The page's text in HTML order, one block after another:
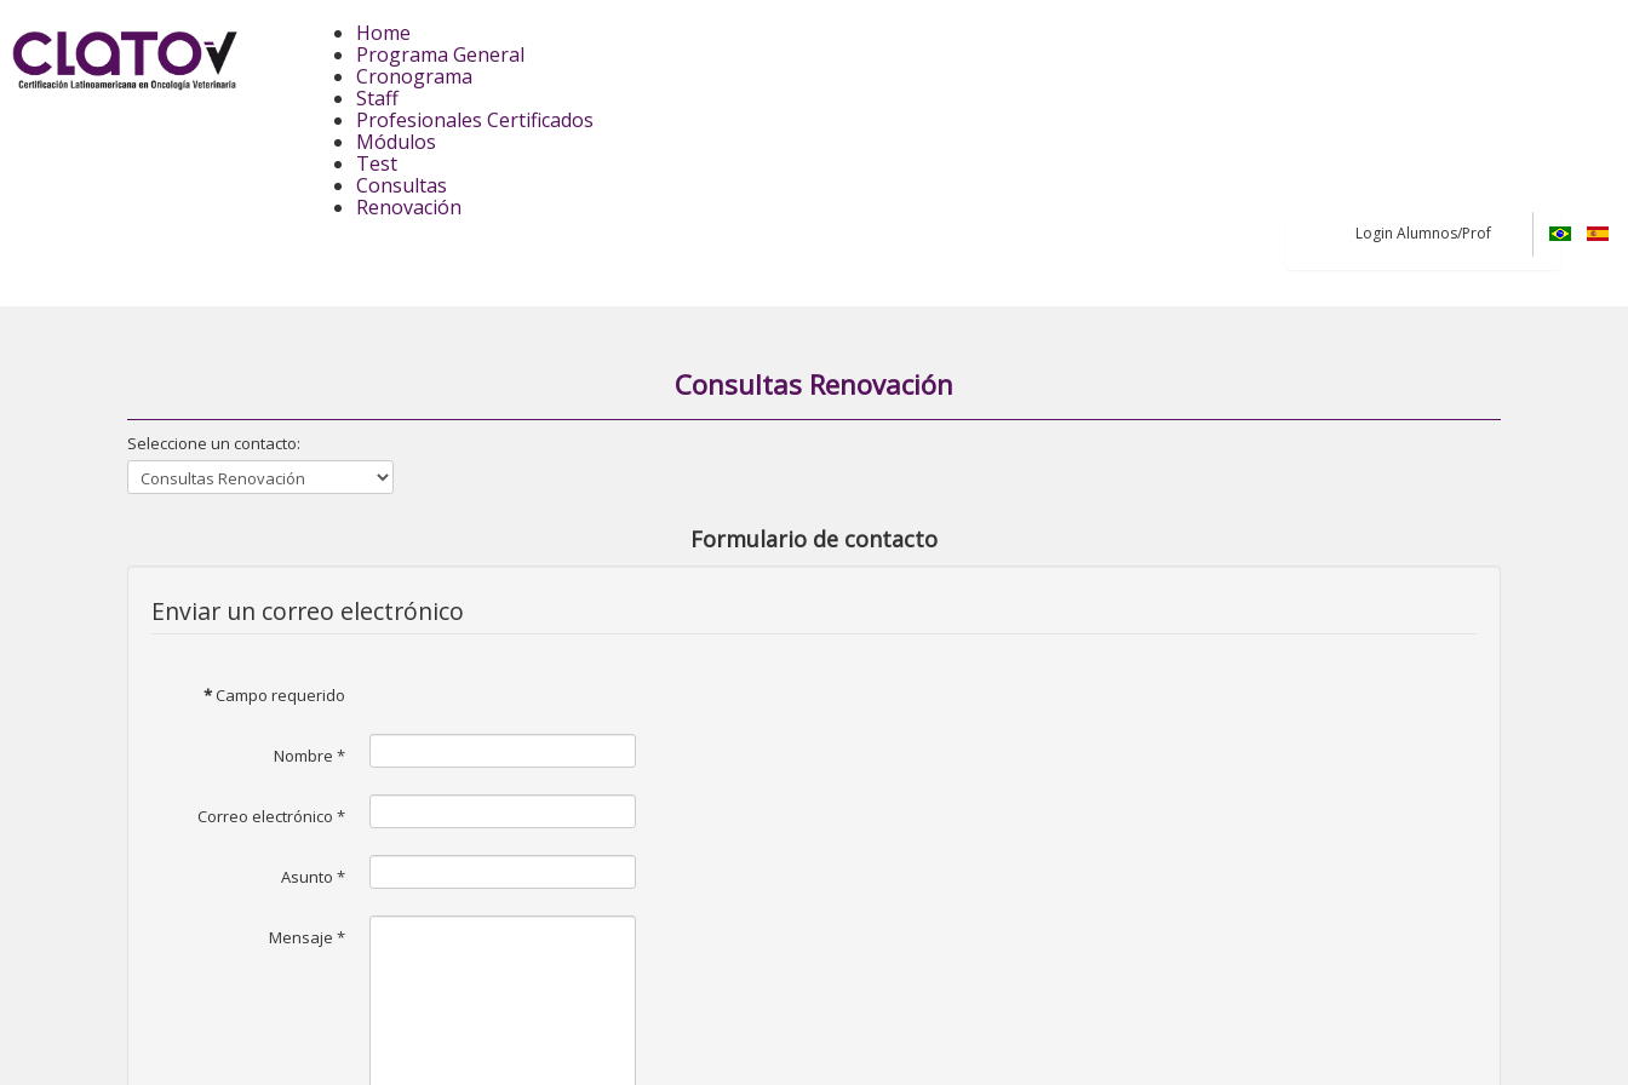
Home
Programa General
Cronograma
Staff
Profesionales Certificados
Módulos
Test
Consultas
Renovación
Login Alumnos/Prof
Consultas Renovación
Seleccione un contacto:
Formulario de contacto
Enviar un correo electrónico
*Campo requerido
Nombre *
Correo electrónico *
Asunto *
Mensaje *